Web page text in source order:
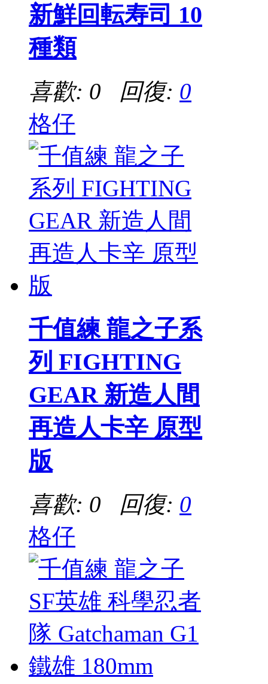
新鮮回転寿司 10
種類
喜歡: 0 回復: 0
格仔
千值練 龍之子系
列 FIGHTING
GEAR 新造人間
再造人卡辛 原型
版
喜歡: 0 回復: 0
格仔